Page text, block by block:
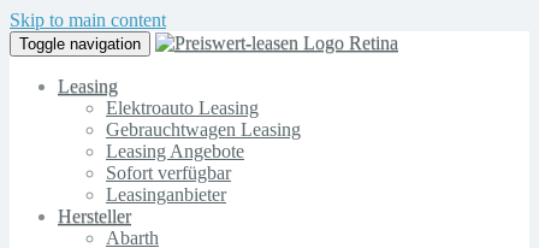
Skip to main content
Toggle navigation
Leasing
Elektroauto Leasing
Gebrauchtwagen Leasing
Leasing Angebote
Sofort verfügbar
Leasinganbieter
Hersteller
Abarth